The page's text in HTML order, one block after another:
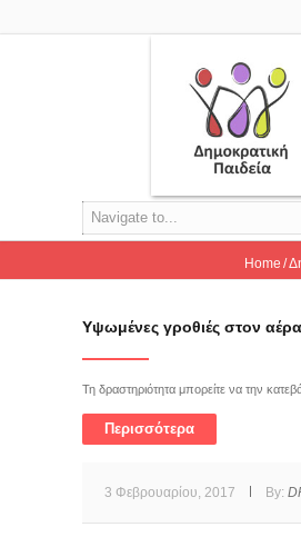
Navigate to...
Home
Υψωμένες γροθιές στον αέρα
Τη δραστηριότητα μπορείτε να την
Περισσότερα
3 Φεβρουαρίου, 2017 By: